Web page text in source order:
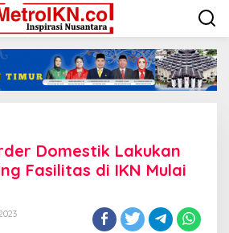
Domestik Lakukan
Fasilitas di IKN Mulai